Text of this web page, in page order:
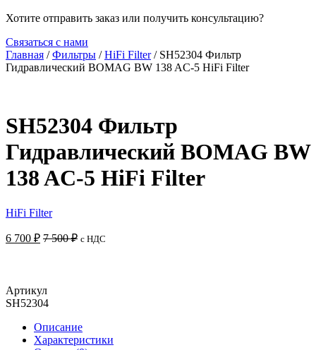
Хотите отправить заказ или получить консультацию?
Связаться с нами
Главная /Фильтры /HiFi Filter/ SH52304 Фильтр
Гидравлический BOMAG BW 138 AC-5 HiFi Filter
SH52304 Фильтр
Гидравлический BOMAG BW
138 AC-5 HiFi Filter
HiFi Filter
6 700 ₽ 7 500₽ с НДС
Артикул
SH52304
Описание
Характеристики